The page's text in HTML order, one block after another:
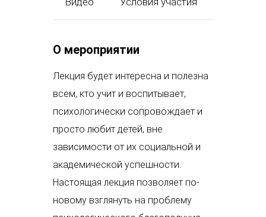
О мероприятии
Лекция будет интересна и полезна
всем, кто учит и воспитывает,
психологически сопровождает и
просто любит детей, вне
зависимости от их социальной и
академической успешности.
Настоящая лекция позволяет по-
новому взглянуть на проблему